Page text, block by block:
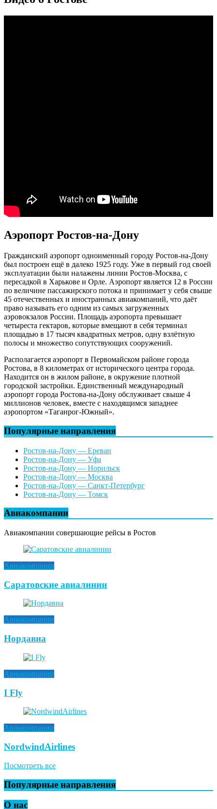
Аэропорт Ростов-на-Дону
Гражданский аэропорт одноименный городу Ростов-на-Дону
был построен ещё в далеко 1925 году. Уже в первый год своей
эксплуатации были налажены линии Ростов-Москва, с
пересадкой в Харькове и Орле. Аэропорт является 12 в России
по величине пассажирского потока и принимает у себя свыше
45 отечественных и иностранных авиакомпаний, что даёт
право называть его одним из самых загруженных
аэровокзалов России. Площадь аэропорта превышает
четыреста гектаров, которые вмещают в себя терминал
площадью в 17 тысяч квадратных метров, одну взлётную
полосы и множество сопутствующих сооружений.
Располагается аэропорт в Первомайском районе города
Ростова, в 8 километрах от исторического центра города.
Находится он в жилом районе, в окружение плотной
городской застройки. Единственный международный
аэропорт города Ростова-на-Дону обслуживает свыше 4
миллионов человек, вместе с находящимся западнее
аэропортом «Таганрог-Южный».
Популярные направления
Ростов-на-Дону — Ереван
Ростов-на-Дону — Уфа
Ростов-на-Дону — Норильск
Ростов-на-Дону — Москва
Ростов-на-Дону — Санкт-Петербург
Ростов-на-Дону — Томск
Авиакомпании
Авиакомпании совершающие рейсы в Ростов
Авиакомпании
Саратовские авиалинии
Авиакомпании
Нордавиа
Авиакомпании
I Fly
Авиакомпании
NordwindAirlines
Посмотреть все
Популярные направления
О нас